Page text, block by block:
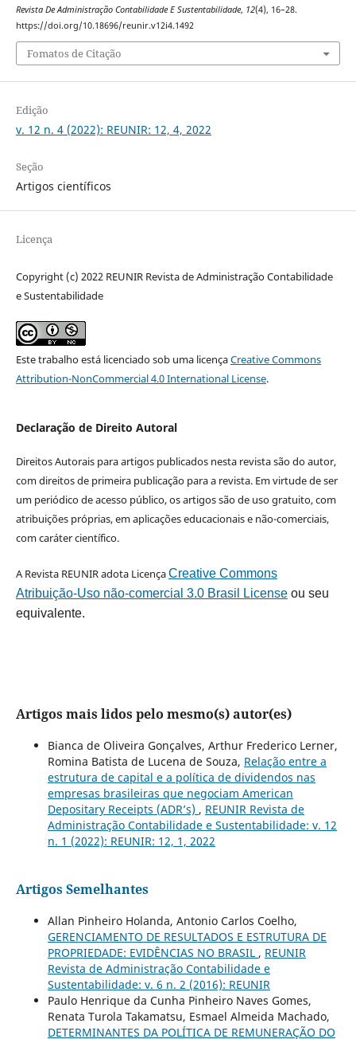
Revista De Administração Contabilidade E Sustentabilidade, 12(4), 16–28.
https://doi.org/10.18696/reunir.v12i4.1492
Fomatos de Citação
Edição
v. 12 n. 4 (2022): REUNIR: 12, 4, 2022
Seção
Artigos científicos
Licença
Copyright (c) 2022 REUNIR Revista de Administração Contabilidade
e Sustentabilidade
Este trabalho está licenciado sob uma licençaCreative Commons
Attribution-NonCommercial 4.0 International License.
Declaração de Direito Autoral
Direitos Autorais para artigos publicados nesta revista são do autor,
com direitos de primeira publicação para a revista. Em virtude de ser
um periódico de acesso público, os artigos são de uso gratuito, com
atribuições próprias, em aplicações educacionais e não-comerciais,
com caráter científico.
A Revista REUNIR adota LicençaCreative Commons
Atribuição-Uso não-comercial 3.0 Brasil Licenseou seu
equivalente.
Artigos mais lidos pelo mesmo(s) autor(es)
Bianca de Oliveira Gonçalves, Arthur Frederico Lerner,
Romina Batista de Lucena de Souza, Relação entre a
estrutura de capital e a política de dividendos nas
empresas brasileiras que negociam American
Depositary Receipts (ADR’s) , REUNIR Revista de
Administração Contabilidade e Sustentabilidade: v. 12
n. 1 (2022): REUNIR: 12, 1, 2022
Artigos Semelhantes
Allan Pinheiro Holanda, Antonio Carlos Coelho,
GERENCIAMENTO DE RESULTADOS E ESTRUTURA DE
PROPRIEDADE: EVIDÊNCIAS NO BRASIL , REUNIR
Revista de Administração Contabilidade e
Sustentabilidade: v. 6 n. 2 (2016): REUNIR
Paulo Henrique da Cunha Pinheiro Naves Gomes,
Renata Turola Takamatsu, Esmael Almeida Machado,
DETERMINANTES DA POLÍTICA DE REMUNERAÇÃO DO